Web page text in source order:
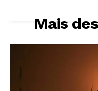
Mais